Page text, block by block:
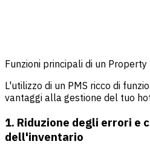
Funzioni principali di un
L'utilizzo di un PMS ricco di
vantaggi alla gestione del tuo
1. Riduzione degli errori e
dell'inventario